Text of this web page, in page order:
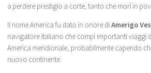
a perdere prestigio a corte, tanto che morì in
Il nome America fu dato in onore diAmerigo
navigatore italiano che compì importanti viaggi
America meridionale, probabilmente capendo
nuovo continente.